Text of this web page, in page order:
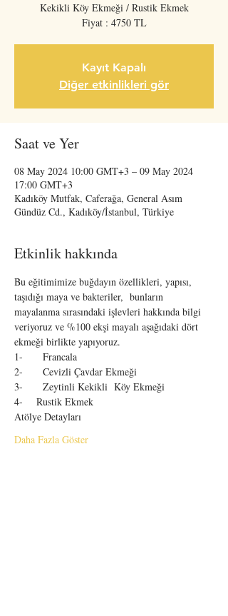
Kekikli Köy Ekmeği / Rustik Ekmek
Fiyat : 4750 TL
Kayıt Kapalı
Diğer etkinlikleri gör
Saat ve Yer
08 May 2024 10:00 GMT+3 – 09 May 2024
17:00 GMT+3
Kadıköy Mutfak, Caferağa, General Asım
Gündüz Cd., Kadıköy/İstanbul, Türkiye
Etkinlik hakkında
Bu eğitimimize buğdayın özellikleri, yapısı,
taşıdığı maya ve bakteriler,  bunların
mayalanma sırasındaki işlevleri hakkında bilgi
veriyoruz ve %100 ekşi mayalı aşağıdaki dört
ekmeği birlikte yapıyoruz.
1-	Francala
2-	Cevizli Çavdar Ekmeği
3-	Zeytinli Kekikli  Köy Ekmeği
4-    Rustik Ekmek
Atölye Detayları
Daha Fazla Göster